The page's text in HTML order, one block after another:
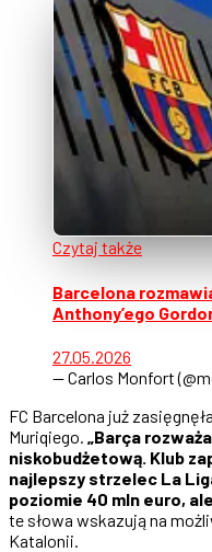
Czytaj także
Barcelona
Anthony’ego
27.05.2026
— Carlos Monfort
FC Barcelona już
Muriqiego. „Barça
niskobudżetową. Klub
najlepszy strzelec La
poziomie 40 mln euro,
te słowa wskazują na
Katalonii.